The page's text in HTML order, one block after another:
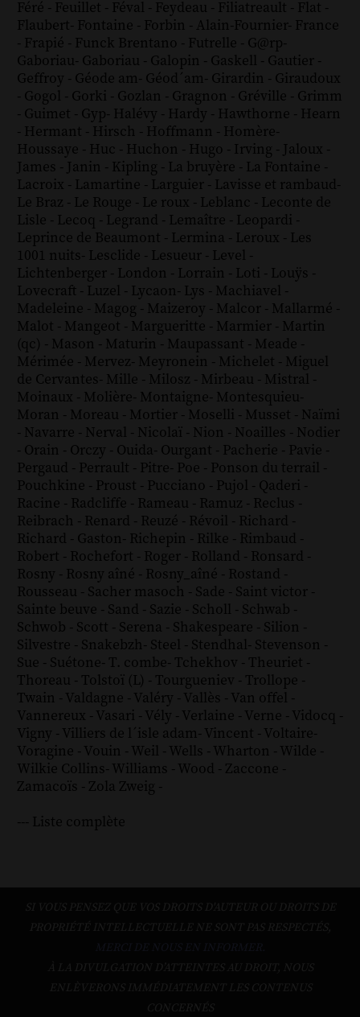
Féré - Feuillet - Féval - Feydeau - Filiatreault - Flat -
Flaubert- Fontaine - Forbin - Alain-Fournier- France
- Frapié - Funck Brentano - Futrelle - G@rp-
Gaboriau- Gaboriau - Galopin - Gaskell - Gautier -
Geffroy - Géode am- Géod´am- Girardin - Giraudoux
- Gogol - Gorki - Gozlan - Gragnon - Gréville - Grimm
- Guimet - Gyp- Halévy - Hardy - Hawthorne - Hearn
- Hermant - Hirsch - Hoffmann - Homère-
Houssaye - Huc - Huchon - Hugo - Irving - Jaloux -
James - Janin - Kipling - La bruyère - La Fontaine -
Lacroix - Lamartine - Larguier - Lavisse et rambaud-
Le Braz - Le Rouge - Le roux - Leblanc - Leconte de
Lisle - Lecoq - Legrand - Lemaître - Leopardi -
Leprince de Beaumont - Lermina - Leroux - Les
1001 nuits- Lesclide - Lesueur - Level -
Lichtenberger - London - Lorrain - Loti - Louÿs -
Lovecraft - Luzel - Lycaon- Lys - Machiavel -
Madeleine - Magog - Maizeroy - Malcor - Mallarmé -
Malot - Mangeot - Margueritte - Marmier - Martin
(qc) - Mason - Maturin - Maupassant - Meade -
Mérimée - Mervez- Meyronein - Michelet - Miguel
de Cervantes- Mille - Milosz - Mirbeau - Mistral -
Moinaux - Molière- Montaigne- Montesquieu-
Moran - Moreau - Mortier - Moselli - Musset - Naïmi
- Navarre - Nerval - Nicolaï - Nion - Noailles - Nodier
- Orain - Orczy - Ouida- Ourgant - Pacherie - Pavie -
Pergaud - Perrault - Pitre- Poe - Ponson du terrail -
Pouchkine - Proust - Pucciano - Pujol - Qaderi -
Racine - Radcliffe - Rameau - Ramuz - Reclus -
Reibrach - Renard - Reuzé - Révoil - Richard -
Richard - Gaston- Richepin - Rilke - Rimbaud -
Robert - Rochefort - Roger - Rolland - Ronsard -
Rosny - Rosny aîné - Rosny_aîné - Rostand -
Rousseau - Sacher masoch - Sade - Saint victor -
Sainte beuve - Sand - Sazie - Scholl - Schwab -
Schwob - Scott - Serena - Shakespeare - Silion -
Silvestre - Snakebzh- Steel - Stendhal- Stevenson -
Sue - Suétone- T. combe- Tchekhov - Theuriet -
Thoreau - Tolstoï (L) - Tourgueniev - Trollope -
Twain - Valdagne - Valéry - Vallès - Van offel -
Vannereux - Vasari - Vély - Verlaine - Verne - Vidocq -
Vigny - Villiers de l´isle adam- Vincent - Voltaire-
Voragine - Vouin - Weil - Wells - Wharton - Wilde -
Wilkie Collins- Williams - Wood - Zaccone -
Zamacoïs - Zola Zweig -
--- Liste complète